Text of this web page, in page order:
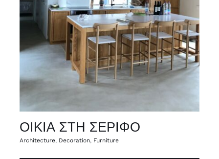
ΟΙΚΙΑ ΣΤΗ ΣΕΡΙΦΟ
Architecture, Decoration, Furniture